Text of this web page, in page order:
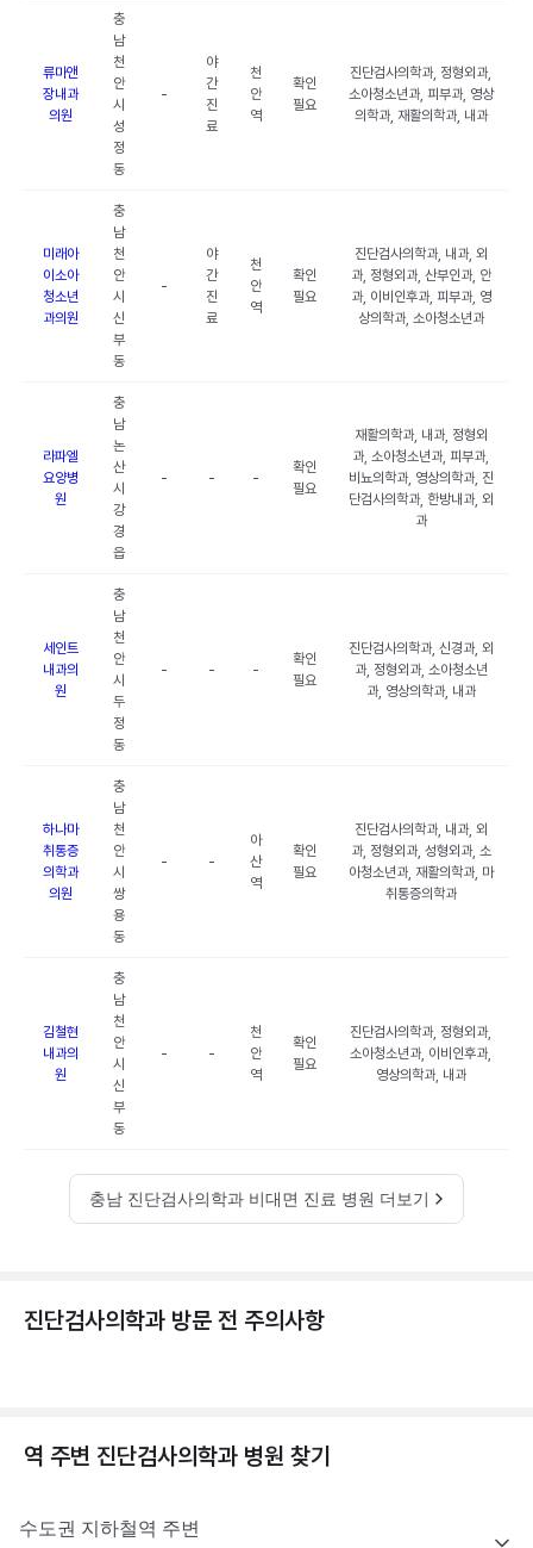
류마앤
장내과
의원
충
남
천
안
시
성
정
동
-
야
간
진
료
천
안
역
확인
필요
진단검사의학과, 정형외과,
소아청소년과, 피부과, 영상
의학과, 재활의학과, 내과
미래아
이소아
청소년
과의원
충
남
천
안
시
신
부
동
-
야
간
진
료
천
안
역
확인
필요
진단검사의학과, 내과, 외
과, 정형외과, 산부인과, 안
과, 이비인후과, 피부과, 영
상의학과, 소아청소년과
라파엘
요양병
원
충
남
논
산
시
강
경
읍
- - -
확인
필요
재활의학과, 내과, 정형외
과, 소아청소년과, 피부과,
비뇨의학과, 영상의학과, 진
단검사의학과, 한방내과, 외
과
세인트
내과의
원
충
남
천
안
시
두
정
동
- - -
확인
필요
진단검사의학과, 신경과, 외
과, 정형외과, 소아청소년
과, 영상의학과, 내과
하나마
취통증
의학과
의원
충
남
천
안
시
쌍
용
동
- -
아
산
역
확인
필요
진단검사의학과, 내과, 외
과, 정형외과, 성형외과, 소
아청소년과, 재활의학과, 마
취통증의학과
김철현
내과의
원
충
남
천
안
시
신
부
동
- -
천
안
역
확인
필요
진단검사의학과, 정형외과,
소아청소년과, 이비인후과,
영상의학과, 내과
충남 진단검사의학과 비대면 진료 병원 더보기
진단검사의학과 방문 전 주의사항
역 주변 진단검사의학과 병원 찾기
수도권 지하철역 주변